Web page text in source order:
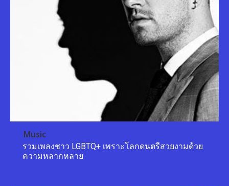
Music
รวมเพลงชาว LGBTQ+ เพราะโลกดนตรีสวยงามด้วย
ความหลากหลาย